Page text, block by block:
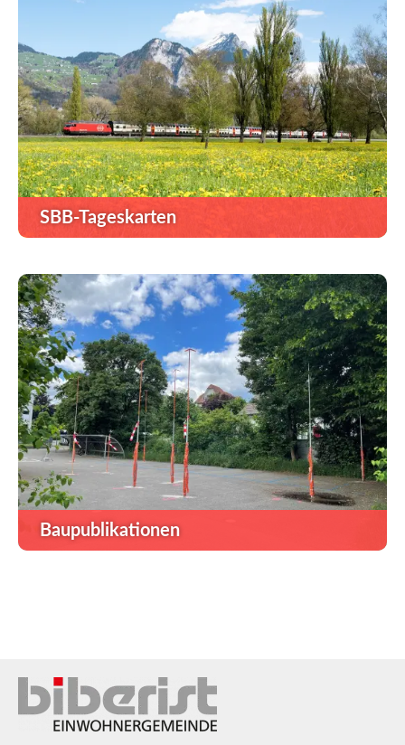
SBB-Tageskarten
Baupublikationen